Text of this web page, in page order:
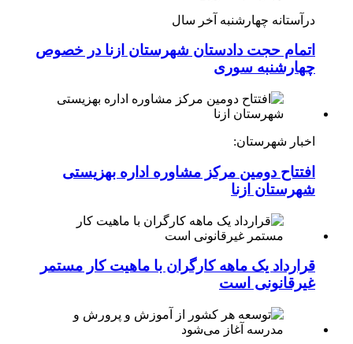
درآستانه چهارشنبه آخر سال
اتمام حجت دادستان شهرستان ازنا در خصوص
چهارشنبه ‌سوری
اخبار شهرستان:
افتتاح دومین مرکز مشاوره اداره بهزیستی
شهرستان ازنا
قرارداد یک ماهه کارگران با ماهیت کار مستمر
غیرقانونی است